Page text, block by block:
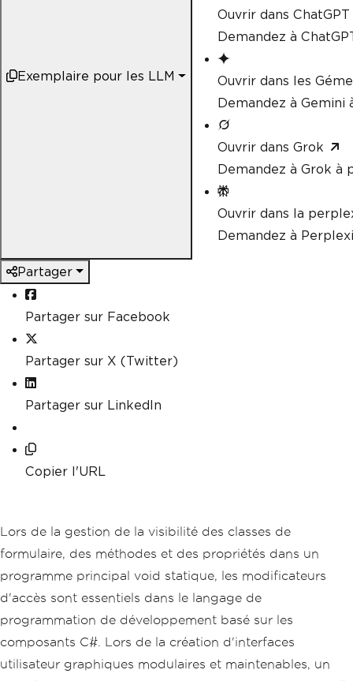
Exemplaire pour les LLM
Ouvrir dans ChatGPT
Demandez à
Ouvrir dans les
Demandez à
Ouvrir dans Grok
Demandez à Grok à
Ouvrir dans la
Demandez à
Partager
Partager sur Facebook
Partager sur X (Twitter)
Partager sur LinkedIn
Copier l'URL
Lors de la gestion de la visibilité des classes de
formulaire, des méthodes et des propriétés dans un
programme principal void statique, les modificateurs
d'accès sont essentiels dans le langage de
programmation de développement basé sur les
composants C#. Lors de la création d'interfaces
utilisateur graphiques modulaires et maintenables, un